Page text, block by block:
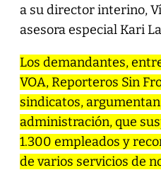
a su director interino,
asesora especial Kari
Los demandantes,
VOA, Reporteros Sin
sindicatos,
administración, que
1.300 empleados y
de varios servicios de